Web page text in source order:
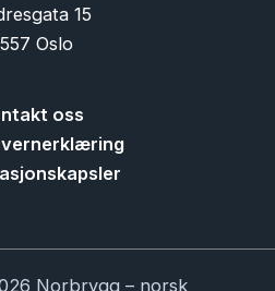
15
Oslo
oss
Norbrygg – norsk